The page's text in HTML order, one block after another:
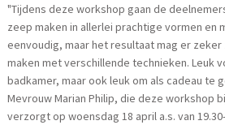
"Tijdens deze workshop gaan de
zeep maken in allerlei prachtige vormen en
eenvoudig, maar het resultaat mag er zeker
maken met verschillende technieken. Leuk
badkamer, maar ook leuk om als cadeau te
Mevrouw Marian Philip, die deze workshop
verzorgt op woensdag 18 april a.s. van